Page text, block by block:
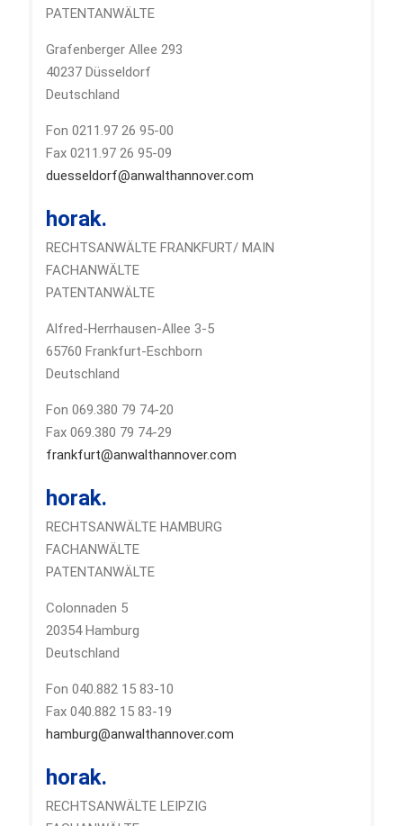
PATENTANWÄLTE
Grafenberger Allee 293
40237 Düsseldorf
Deutschland
Fon 0211.97 26 95-00
Fax 0211.97 26 95-09
duesseldorf@anwalthannover.com
horak.
RECHTSANWÄLTE FRANKFURT/ MAIN
FACHANWÄLTE
PATENTANWÄLTE
Alfred-Herrhausen-Allee 3-5
65760 Frankfurt-Eschborn
Deutschland
Fon 069.380 79 74-20
Fax 069.380 79 74-29
frankfurt@anwalthannover.com
horak.
RECHTSANWÄLTE HAMBURG
FACHANWÄLTE
PATENTANWÄLTE
Colonnaden 5
20354 Hamburg
Deutschland
Fon 040.882 15 83-10
Fax 040.882 15 83-19
hamburg@anwalthannover.com
horak.
RECHTSANWÄLTE LEIPZIG